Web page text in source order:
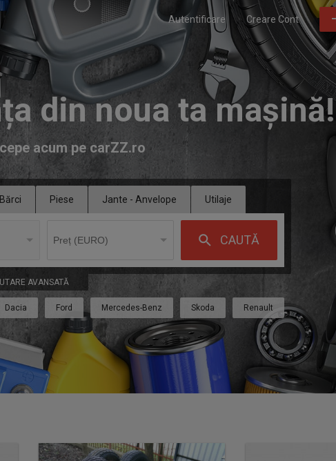
Autentificare Creare Cont
din noua ta mașină!
acum pe carZZ.ro
Piese Jante - Anvelope Utilaje
AVANSATĂ
Dacia Ford Mercedes-Benz Skoda Renault